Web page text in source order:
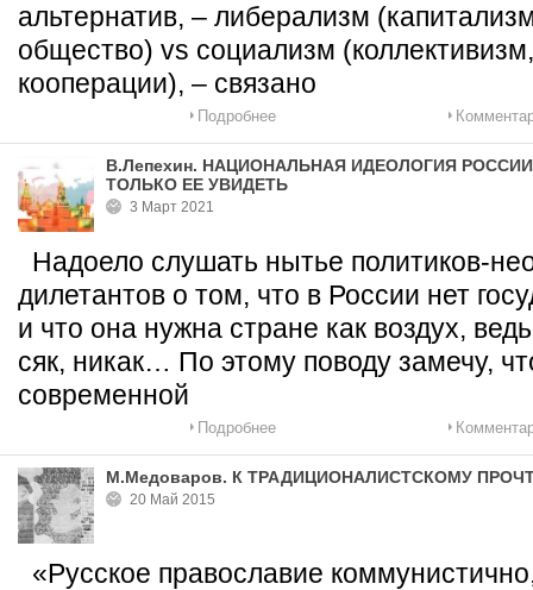
альтернатив, – либерализм
общество) vs социализм
кооперации), – связано
Подробнее
В.Лепехин. НАЦИОНАЛЬНАЯ ИДЕОЛОГИЯ
ТОЛЬКО ЕЕ УВИДЕТЬ
3 Март 2021
Надоело слушать нытье политиков-
дилетантов о том, что в России нет
и что она нужна стране как воздух,
сяк, никак… По этому поводу замечу,
современной
Подробнее
М.Медоваров. К ТРАДИЦИОНАЛИСТСКОМУ
20 Май 2015
«Русское православие